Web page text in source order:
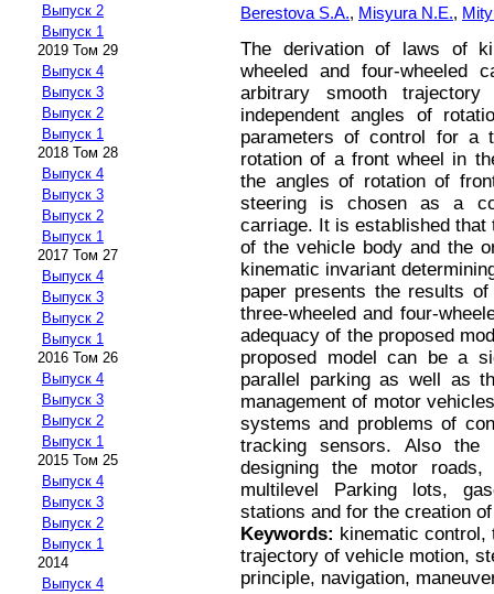
Выпуск 2
Выпуск 1
2019 Том 29
Выпуск 4
Выпуск 3
Выпуск 2
Выпуск 1
2018 Том 28
Выпуск 4
Выпуск 3
Выпуск 2
Выпуск 1
2017 Том 27
Выпуск 4
Выпуск 3
Выпуск 2
Выпуск 1
2016 Том 26
Выпуск 4
Выпуск 3
Выпуск 2
Выпуск 1
2015 Том 25
Выпуск 4
Выпуск 3
Выпуск 2
Выпуск 1
2014
Выпуск 4
Berestova S.A., Misyura N.E.,
The derivation of laws of
wheeled and four-wheeled
arbitrary smooth
independent angles of
parameters of control for a
rotation of a front wheel in
the angles of rotation of
steering is chosen as a
carriage. It is established
of the vehicle body and the
kinematic invariant
paper presents the results
three-wheeled and four-
adequacy of the proposed
proposed model can be a
parallel parking as well as
management of motor
systems and problems of
tracking sensors. Also
designing the motor roads,
multilevel Parking lots,
stations and for the creation
Keywords: kinematic control,
trajectory of vehicle motion,
principle, navigation,